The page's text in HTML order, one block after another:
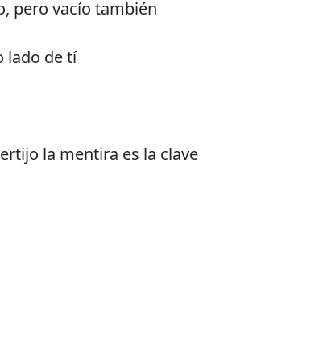
pero vacío también
lado de tí
la mentira es la clave